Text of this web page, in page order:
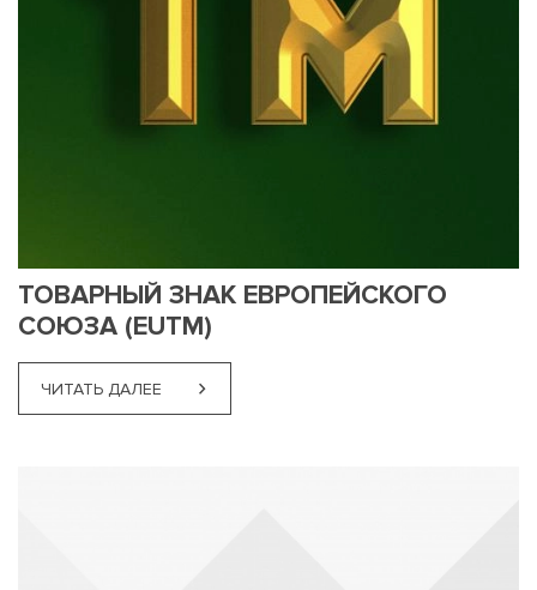
ТОВАРНЫЙ ЗНАК ЕВРОПЕЙСКОГО
СОЮЗА (EUTM)
ЧИТАТЬ ДАЛЕЕ